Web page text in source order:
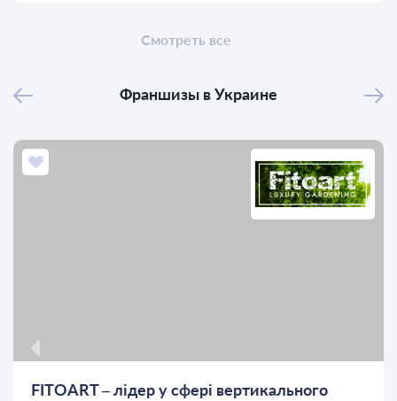
Смотреть все
Франшизы вУкраине
FITOART – лідер у сфері вертикального